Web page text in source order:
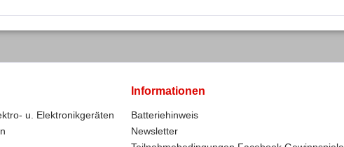
u. Elektronikgeräten
Informationen
Batteriehinweis
Newsletter